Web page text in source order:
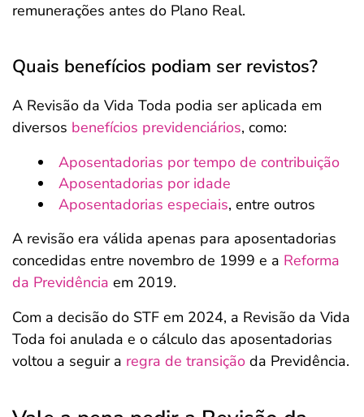
remunerações antes do Plano Real.
Quais benefícios podiam ser revistos?
A Revisão da Vida Toda podia ser aplicada em
diversos benefícios previdenciários, como:
Aposentadorias por tempo de contribuição
Aposentadorias por idade
Aposentadorias especiais, entre outros
A revisão era válida apenas para aposentadorias
concedidas entre novembro de 1999 e a Reforma
da Previdência em 2019.
Com a decisão do STF em 2024, a Revisão da Vida
Toda foi anulada e o cálculo das aposentadorias
voltou a seguir a regra de transição da Previdência.